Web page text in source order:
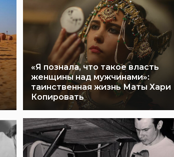
«Я познала, что такое власть
женщины над мужчинами»:
таинственная жизнь Маты Хари
Копировать